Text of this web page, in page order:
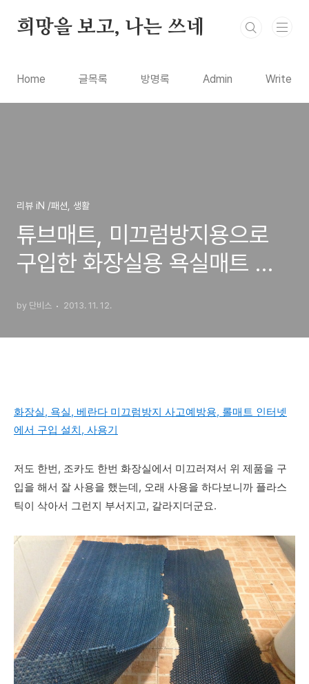
희망을 보고, 나는 쓰네
Home 글목록 방명록 Admin Write
리뷰 iN /패션, 생활
튜브매트, 미끄럼방지용으로
구입한 화장실용 욕실매트 제
by 단비스 2013. 11. 12.
화장실, 욕실, 베란다 미끄럼방지 사고예방용, 롤매트 인터넷
에서 구입 설치, 사용기
저도 한번, 조카도 한번 화장실에서 미끄러져서 위 제품을 구
입을 해서 잘 사용을 했는데, 오래 사용을 하다보니까 플라스
틱이 삭아서 그런지 부서지고, 갈라지더군요.